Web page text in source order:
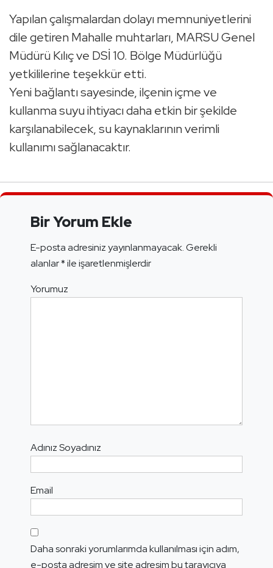
Yapılan çalışmalardan dolayı memnuniyetlerini
dile getiren Mahalle muhtarları, MARSU Genel
Müdürü Kılıç ve DSİ 10. Bölge Müdürlüğü
yetkililerine teşekkür etti.
Yeni bağlantı sayesinde, ilçenin içme ve
kullanma suyu ihtiyacı daha etkin bir şekilde
karşılanabilecek, su kaynaklarının verimli
kullanımı sağlanacaktır.
Bir Yorum Ekle
E-posta adresiniz yayınlanmayacak.Gerekli
alanlar*ile işaretlenmişlerdir
Yorumuz
Adınız Soyadınız
Email
Daha sonraki yorumlarımda kullanılması için adım,
e-posta adresim ve site adresim bu tarayıcıya